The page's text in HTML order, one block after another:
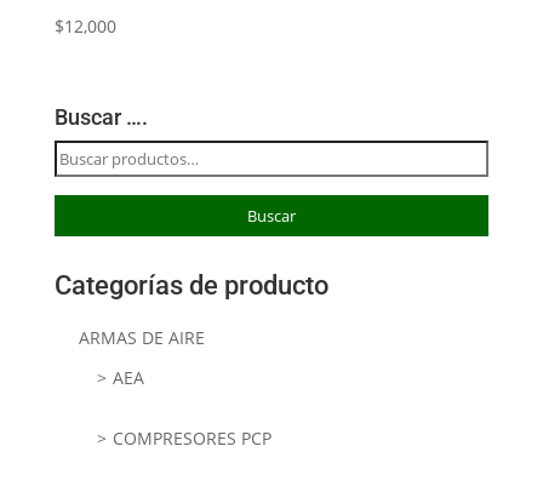
$12,000
Buscar ….
Buscar
por:
Buscar
Categorías de producto
ARMAS DE AIRE
AEA
COMPRESORES PCP